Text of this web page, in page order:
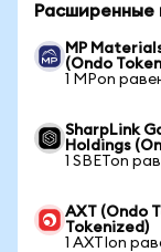
Расширенные
MP
(Ondo
1 MPon
SharpLink
Holdings
1 SBETon
AXT (Ondo
Tokenized)
1 AXTIon